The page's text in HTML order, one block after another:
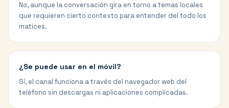
No, aunque la conversación gira en torno a temas locales
que requieren cierto contexto para entender del todo los
matices.
¿Se puede usar en el móvil?
Sí, el canal funciona a través del navegador web del
teléfono sin descargas ni aplicaciones complicadas.